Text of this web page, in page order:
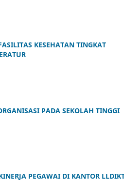
KESEHATAN TINGKAT
PADA SEKOLAH TINGGI
PEGAWAI DI KANTOR